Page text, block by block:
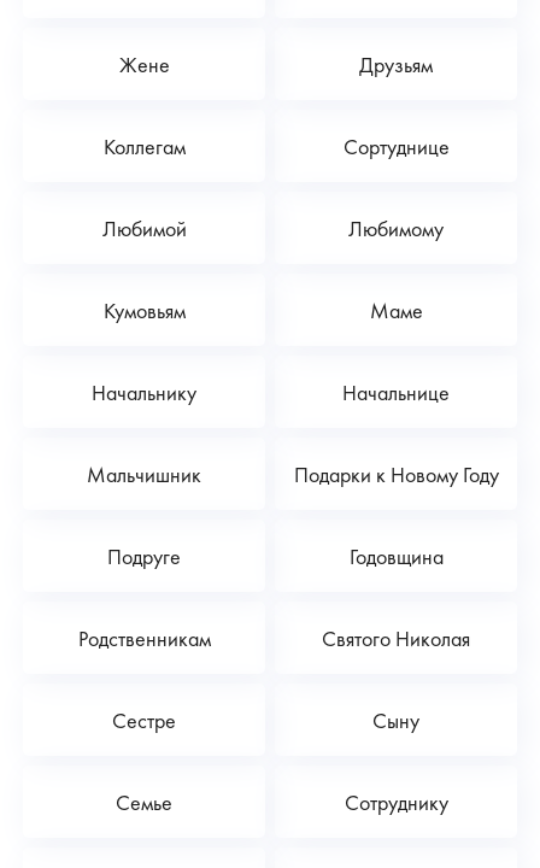
Жене Друзьям
Коллегам Сортуднице
Любимой Любимому
Кумовьям Маме
Начальнику Начальнице
Мальчишник Подарки к Новому Году
Подруге Годовщина
Родственникам Святого Николая
Сестре Сыну
Семье Сотруднику